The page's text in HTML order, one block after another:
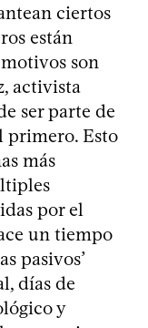
ciertos
están
son
activista
ser parte de
primero. Esto
más
por el
un tiempo
pasivos’
días de
y